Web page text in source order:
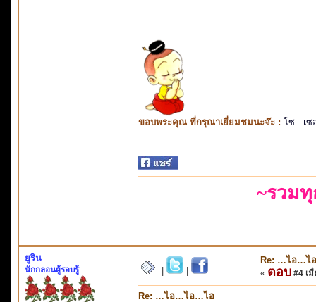
ขอบพระคุณ ที่กรุณาเยี่ยมชมนะจ๊ะ : โซ...เซ
~รวม
ยูริน
นักกลอนผู้รอบรู้
Re: …ไอ…ไ
« ตอบ #4 เมื่
Re: …ไอ…ไอ…ไอ